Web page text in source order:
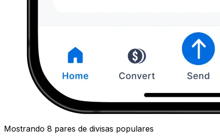
Mostrando 8 pares de divisas populares